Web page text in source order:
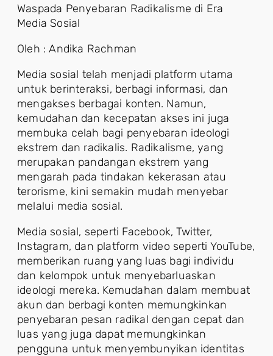
Waspada Penyebaran Radikalisme di Era
Media Sosial
Oleh : Andika Rachman
Media sosial telah menjadi platform utama
untuk berinteraksi, berbagi informasi, dan
mengakses berbagai konten. Namun,
kemudahan dan kecepatan akses ini juga
membuka celah bagi penyebaran ideologi
ekstrem dan radikalis. Radikalisme, yang
merupakan pandangan ekstrem yang
mengarah pada tindakan kekerasan atau
terorisme, kini semakin mudah menyebar
melalui media sosial.
Media sosial, seperti Facebook, Twitter,
Instagram, dan platform video seperti YouTube,
memberikan ruang yang luas bagi individu
dan kelompok untuk menyebarluaskan
ideologi mereka. Kemudahan dalam membuat
akun dan berbagi konten memungkinkan
penyebaran pesan radikal dengan cepat dan
luas yang juga dapat memungkinkan
pengguna untuk menyembunyikan identitas